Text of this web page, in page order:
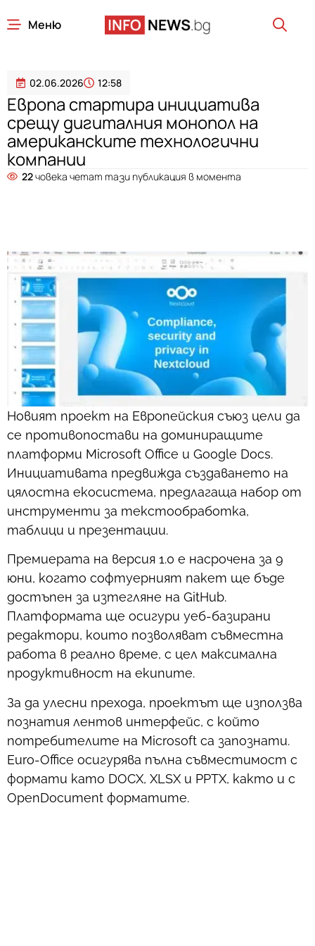
Меню
02.06.2026 12:58
Европа стартира инициатива
срещу дигиталния монопол на
американските технологични
компании
22човека четат тази публикация в момента
Новият проект на Европейския съюз цели да
се противопостави на доминиращите
платформи Microsoft Office и Google Docs.
Инициативата предвижда създаването на
цялостна екосистема, предлагаща набор от
инструменти за текстообработка,
таблици и презентации.
Премиерата на версия 1.0 е насрочена за 9
юни, когато софтуерният пакет ще бъде
достъпен за изтегляне на GitHub.
Платформата ще осигури уеб-базирани
редактори, които позволяват съвместна
работа в реално време, с цел максимална
продуктивност на екипите.
За да улесни прехода, проектът ще използва
познатия лентов интерфейс, с който
потребителите на Microsoft са запознати.
Euro-Office осигурява пълна съвместимост с
формати като DOCX, XLSX и PPTX, както и с
OpenDocument форматите.